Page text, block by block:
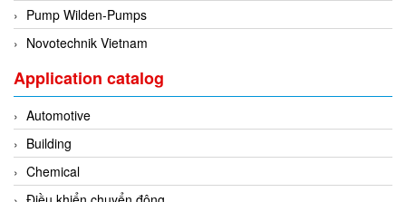
ECKERLE
Ecom-EX
Edward
EES
EGE Elektronik
Eilersen Vietnam
Pump Wilden-Pumps
Novotechnik Vietnam
Application catalog
Automotive
Building
Chemical